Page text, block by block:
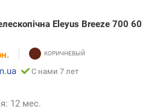
Eleyus Breeze 700 60
С нами 7 лет
12 мес.